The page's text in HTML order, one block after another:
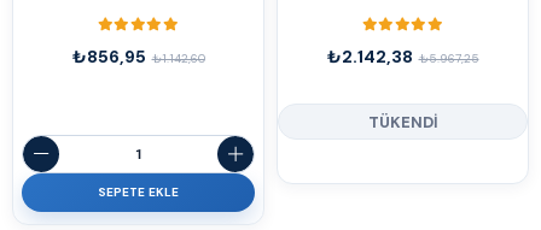
₺856,95 ₺1.142,60
SEPETE EKLE
₺2.142,38 ₺5.967,25
TÜKENDI